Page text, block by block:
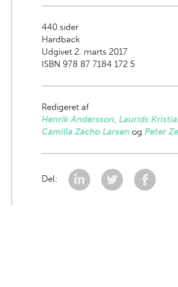
440sider
Hardback
Udgivet 2. marts 2017
ISBN 978 87 7184 172 5
Redigeret af
Henrik Andersson, Laurids
Camilla Zacho Larsenog Peter
Del: